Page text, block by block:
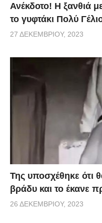
Ανέκδοτο! Η ξανθιά
το γυφτάκι Πολύ
27 ΔΕΚΕΜΒΡΊΟΥ, 2023
Της υποσχέθηκε ότι
βράδυ και το έκανε
26 ΔΕΚΕΜΒΡΊΟΥ, 2023